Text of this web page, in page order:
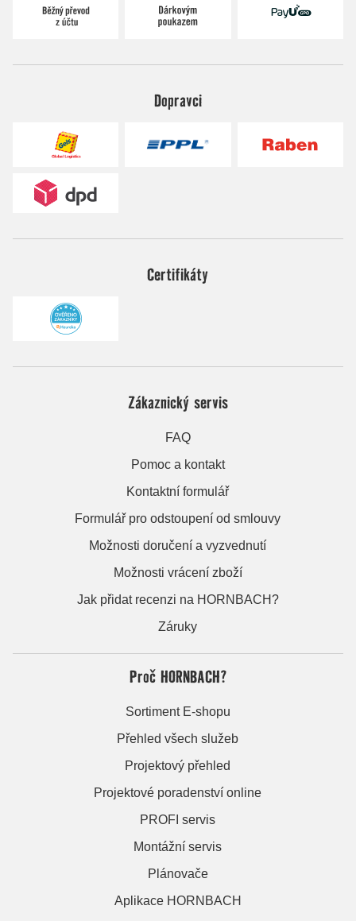
Dopravci
Certifikáty
Zákaznický servis
FAQ
Pomoc a kontakt
Kontaktní formulář
Formulář pro odstoupení od smlouvy
Možnosti doručení a vyzvednutí
Možnosti vrácení zboží
Jak přidat recenzi na HORNBACH?
Záruky
Proč HORNBACH?
Sortiment E-shopu
Přehled všech služeb
Projektový přehled
Projektové poradenství online
PROFI servis
Montážní servis
Plánovače
Aplikace HORNBACH